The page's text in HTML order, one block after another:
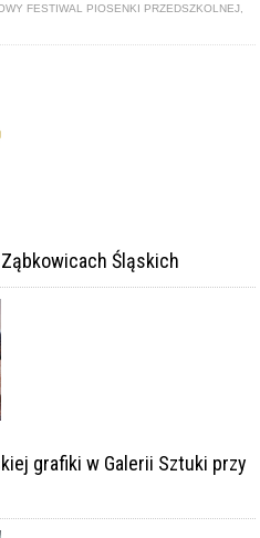
FESTIWAL PIOSENKI PRZEDSZKOLNEJ,
Śląskich
grafiki w Galerii Sztuki przy